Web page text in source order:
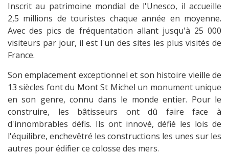
Inscrit au patrimoine mondial de l'Unesco, il accueille
2,5 millions de touristes chaque année en moyenne.
Avec des pics de fréquentation allant jusqu'à 25 000
visiteurs par jour, il est l'un des sites les plus visités de
France.
Son emplacement exceptionnel et son histoire vieille de
13 siècles font du Mont St Michel un monument unique
en son genre, connu dans le monde entier. Pour le
construire, les bâtisseurs ont dû faire face à
d'innombrables défis. Ils ont innové, défié les lois de
l'équilibre, enchevêtré les constructions les unes sur les
autres pour édifier ce colosse des mers.